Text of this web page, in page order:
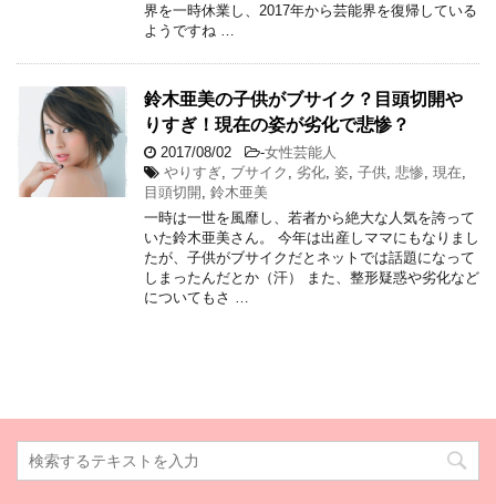
界を一時休業し、2017年から芸能界を復帰している
ようですね …
鈴木亜美の子供がブサイク？目頭切開や
りすぎ！現在の姿が劣化で悲惨？
2017/08/02 -女性芸能人
やりすぎ ブサイク 劣化 姿 子供 悲惨 現在
目頭切開 鈴木亜美
一時は一世を風靡し、若者から絶大な人気を誇って
いた鈴木亜美さん。 今年は出産しママにもなりまし
たが、子供がブサイクだとネットでは話題になって
しまったんだとか（汗） また、整形疑惑や劣化など
についてもさ …